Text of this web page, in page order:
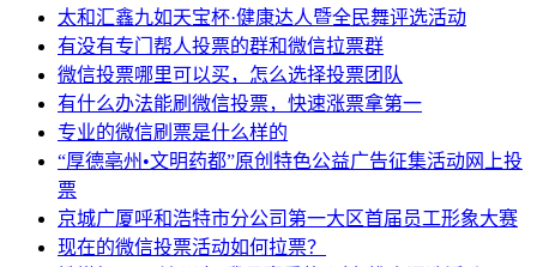
太和汇鑫九如天宝杯·健康达人暨全民舞评选活动
有没有专门帮人投票的群和微信拉票群
微信投票哪里可以买，怎么选择投票团队
有什么办法能刷微信投票，快速涨票拿第一
专业的微信刷票是什么样的
“厚德亳州•文明药都”原创特色公益广告征集活动网上投
票
京城广厦呼和浩特市分公司第一大区首届员工形象大赛
现在的微信投票活动如何拉票？